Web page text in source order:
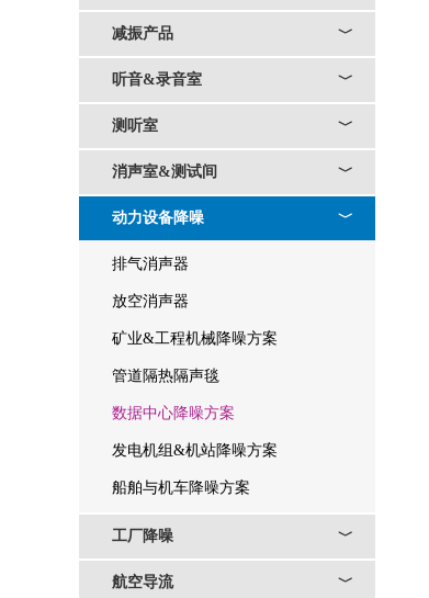
﹀
减振产品
﹀
听音&录音室
﹀
测听室
﹀
消声室&测试间
﹀
动力设备降噪
排气消声器
放空消声器
矿业&工程机械降噪方案
管道隔热隔声毯
数据中心降噪方案
发电机组&机站降噪方案
船舶与机车降噪方案
﹀
工厂降噪
﹀
航空导流